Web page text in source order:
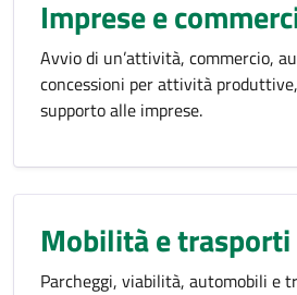
Imprese e
Avvio di un’attività, commercio,
concessioni per attività
supporto alle imprese.
Mobilità e trasporti
Parcheggi, viabilità, automobili e